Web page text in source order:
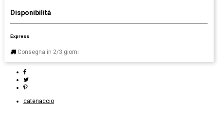
Disponibilità
Express
Consegna in 2/3 giorni
catenaccio